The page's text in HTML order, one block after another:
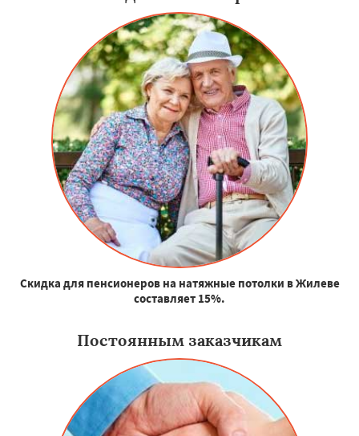
Скидка для пенсионеров на натяжные потолки в Жилеве
составляет 15%.
Постоянным заказчикам